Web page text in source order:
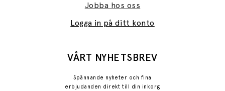
Jobba hos oss
Logga in på ditt konto
VÅRT NYHETSBREV
Spännande nyheter och fina
erbjudanden direkt till din inkorg